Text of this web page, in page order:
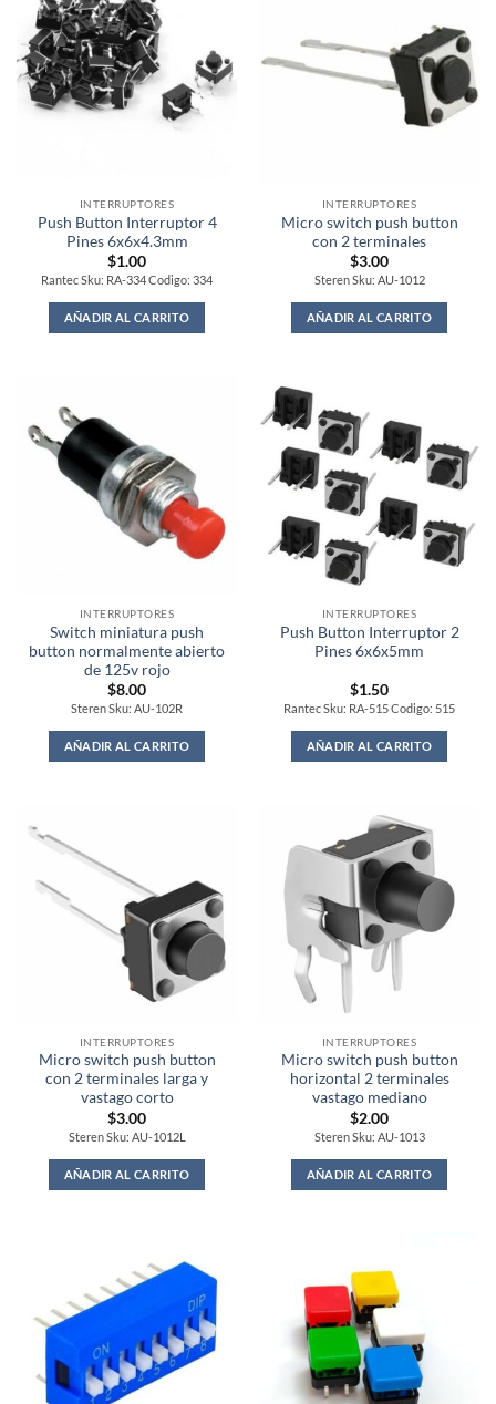
INTERRUPTORES
Push Button Interruptor 4
Pines 6x6x4.3mm
$1.00
Rantec Sku: RA-334 Codigo: 334
AÑADIR AL CARRITO
INTERRUPTORES
Micro switch push button
con 2 terminales
$3.00
Steren Sku: AU-1012
AÑADIR AL CARRITO
INTERRUPTORES
Switch miniatura push
button normalmente abierto
de 125v rojo
$8.00
Steren Sku: AU-102R
AÑADIR AL CARRITO
INTERRUPTORES
Push Button Interruptor 2
Pines 6x6x5mm
$1.50
Rantec Sku: RA-515 Codigo: 515
AÑADIR AL CARRITO
INTERRUPTORES
Micro switch push button
con 2 terminales larga y
vastago corto
$3.00
Steren Sku: AU-1012L
AÑADIR AL CARRITO
INTERRUPTORES
Micro switch push button
horizontal 2 terminales
vastago mediano
$2.00
Steren Sku: AU-1013
AÑADIR AL CARRITO